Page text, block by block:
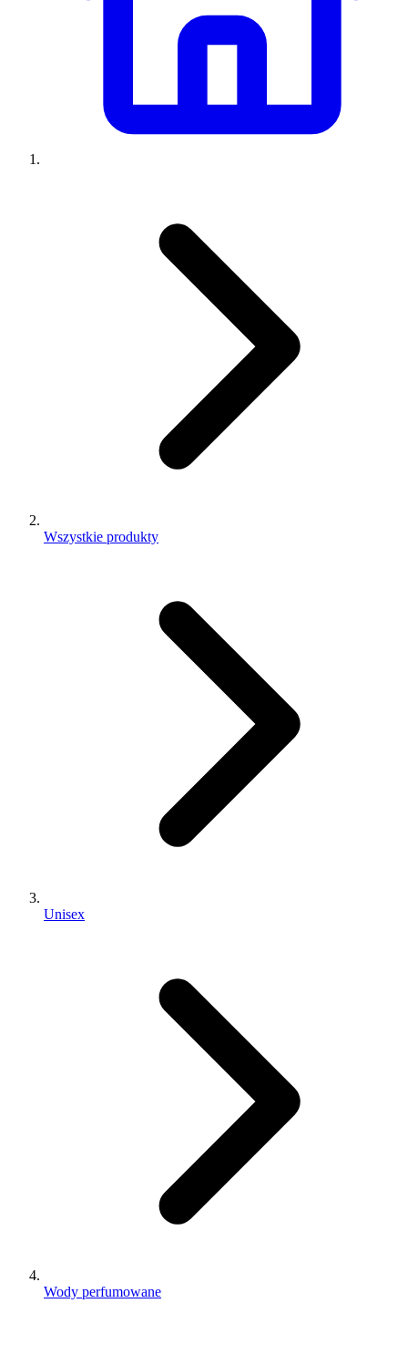
Wszystkie produkty
Unisex
Wody perfumowane